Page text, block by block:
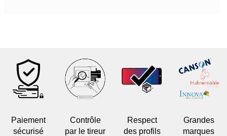
Paiement
sécurisé
Contrôle
par le tireur
Respect
des profils
Grandes
marques